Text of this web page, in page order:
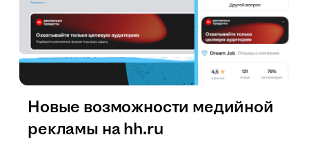
Новые возможности медийной
рекламы на hh.ru